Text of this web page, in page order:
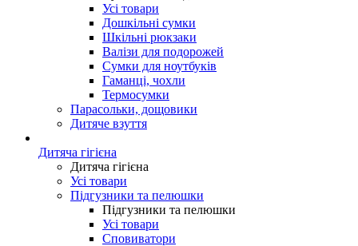
Усі товари
Дошкільні сумки
Шкільні рюкзаки
Валізи для подорожей
Сумки для ноутбуків
Гаманці, чохли
Термосумки
Парасольки, дощовики
Дитяче взуття
Дитяча гігієна
Дитяча гігієна
Усі товари
Підгузники та пелюшки
Підгузники та пелюшки
Усі товари
Сповиватори